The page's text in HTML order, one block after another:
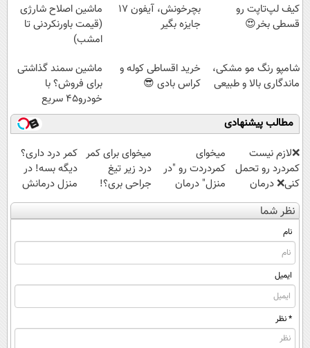
کیف لپ‌تاپت رو
قسطی بخر😍
بچرخونش، آیفون 17
جایزه بگیر
ماشین اصلاح شارژی
(قیمت باورنکردنی تا
امشب)
شامپو رنگ مو مشکی،
ماندگاری بالا و طبیعی
خرید اقساطی کوله و
کراس بادی 😎
ماشین سمند گذاشتی
برای فروش؟ با
خودرو45 سریع
بفروش
مطالب پیشنهادی
❌لازم نیست
کمردرد رو تحمل
کنی❌ درمان
بدون جراحی و
قرص
(پرسشنامه)
میخوای
کمردردت رو "در
منزل" درمان
کنی؟ (◂فیلم +
میخوای برای کمر
درد زیر تیغ
جراحی بری؟!
◗پرسش‌نامه رو
کمر درد داری؟
دیگه بسه! در
منزل درمانش
کن
نظر شما
نام
ایمیل
* نظر